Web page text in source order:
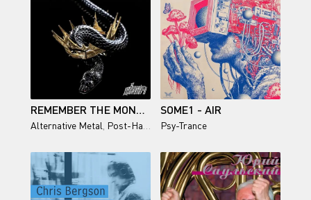
REMEMBER THE MONSTERS - WAR OF ATTRITION
Alternative Metal, Post-Hardcore
SOME1 - AIR
Psy-Trance